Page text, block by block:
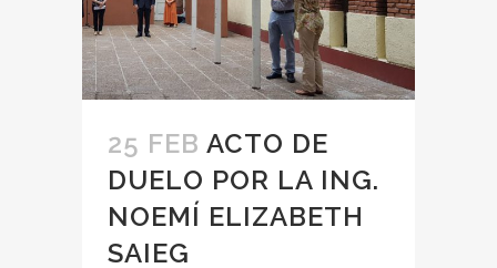
25 FEB ACTO DE
DUELO POR LA ING.
NOEMÍ ELIZABETH
SAIEG